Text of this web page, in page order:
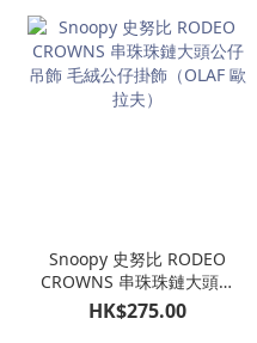
Snoopy 史努比 RODEO
CROWNS 串珠珠鏈大頭公
仔吊飾 毛絨公仔掛飾
（OLAF 歐拉夫）
HK$275.00